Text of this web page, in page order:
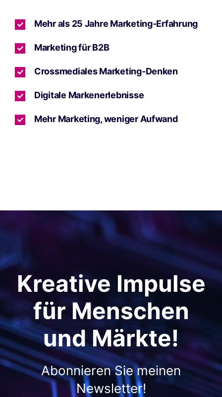
Mehr als 25 Jahre Marketing-Erfahrung
Marketing für B2B
Crossmediales Marketing-Denken
Digitale Markenerlebnisse
Mehr Marketing, weniger Aufwand
Kreative Impulse
für Menschen
und Märkte!
Abonnieren Sie meinen
Newsletter!